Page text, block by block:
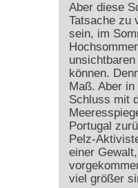
Aber diese
Tatsache zu
sein, im
können.
Maß. Aber
Schluss mit
Portugal
Pelz-
einer
viel größer